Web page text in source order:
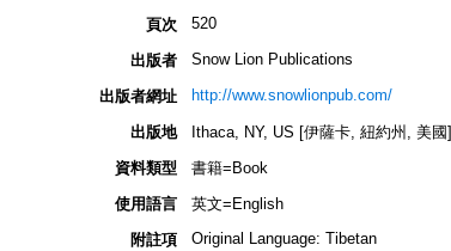
頁次 520
出版者 Snow Lion Publications
出版者網址 http://www.snowlionpub.com/
出版地
Ithaca, NY, US [伊薩卡, 紐約州, 美國]
資料類型
書籍=Book
使用語言
英文=English
附註項
Original Language: Tibetan